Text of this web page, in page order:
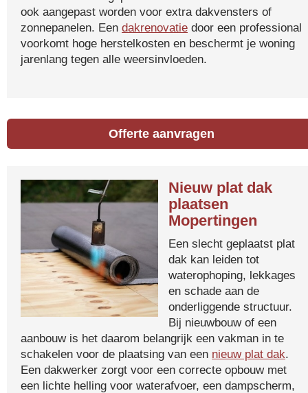
ook aangepast worden voor extra dakvensters of
zonnepanelen. Een dakrenovatie door een professional
voorkomt hoge herstelkosten en beschermt je woning
jarenlang tegen alle weersinvloeden.
Offerte aanvragen
Nieuw plat dak
plaatsen
Mopertingen
Een slecht geplaatst plat
dak kan leiden tot
waterophoping, lekkages
en schade aan de
onderliggende structuur.
Bij nieuwbouw of een
aanbouw is het daarom belangrijk een vakman in te
schakelen voor de plaatsing van een nieuw plat dak.
Een dakwerker zorgt voor een correcte opbouw met
een lichte helling voor waterafvoer, een dampscherm,